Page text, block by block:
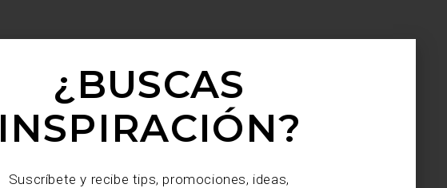
¿BUSCAS
INSPIRACIÓN?
Suscríbete y recibe tips, promociones, ideas,